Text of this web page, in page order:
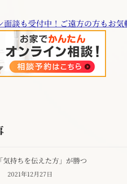
談も受付中！ご遠方の方もお気
「気持ちを伝えた方」が勝つ
2021年12月27日